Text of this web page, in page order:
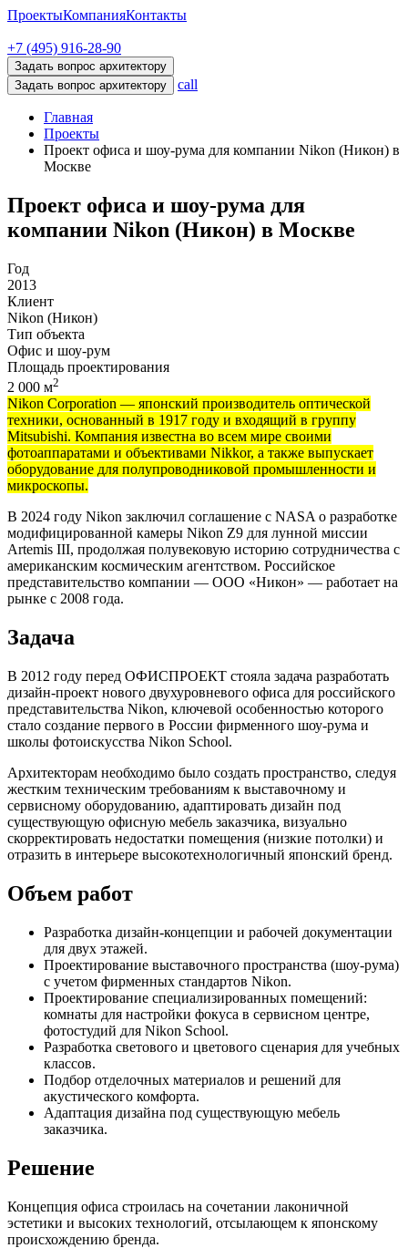
ПроектыКомпанияКонтакты
+7 (495) 916-28-90
Задать вопрос архитектору
Задать вопрос архитектору
call
Главная
Проекты
Проект офиса и шоу-рума для компании Nikon (Никон) в
Москве
Проект офиса и шоу-рума для
компании Nikon (Никон) в Москве
Год
2013
Клиент
Nikon (Никон)
Тип объекта
Офис и шоу-рум
Площадь проектирования
2 000 м2
Nikon Corporation — японский производитель оптической
техники, основанный в 1917 году и входящий в группу
Mitsubishi. Компания известна во всем мире своими
фотоаппаратами и объективами Nikkor, а также выпускает
оборудование для полупроводниковой промышленности и
микроскопы.
В 2024 году Nikon заключил соглашение с NASA о разработке
модифицированной камеры Nikon Z9 для лунной миссии
Artemis III, продолжая полувековую историю сотрудничества с
американским космическим агентством. Российское
представительство компании — ООО «Никон» — работает на
рынке с 2008 года.
Задача
В 2012 году перед ОФИСПРОЕКТ стояла задача разработать
дизайн-проект нового двухуровневого офиса для российского
представительства Nikon, ключевой особенностью которого
стало создание первого в России фирменного шоу-рума и
школы фотоискусства Nikon School.
Архитекторам необходимо было создать пространство, следуя
жестким техническим требованиям к выставочному и
сервисному оборудованию, адаптировать дизайн под
существующую офисную мебель заказчика, визуально
скорректировать недостатки помещения (низкие потолки) и
отразить в интерьере высокотехнологичный японский бренд.
Объем работ
Разработка дизайн-концепции и рабочей документации
для двух этажей.
Проектирование выставочного пространства (шоу-рума)
с учетом фирменных стандартов Nikon.
Проектирование специализированных помещений:
комнаты для настройки фокуса в сервисном центре,
фотостудий для Nikon School.
Разработка светового и цветового сценария для учебных
классов.
Подбор отделочных материалов и решений для
акустического комфорта.
Адаптация дизайна под существующую мебель
заказчика.
Решение
Концепция офиса строилась на сочетании лаконичной
эстетики и высоких технологий, отсылающем к японскому
происхождению бренда.